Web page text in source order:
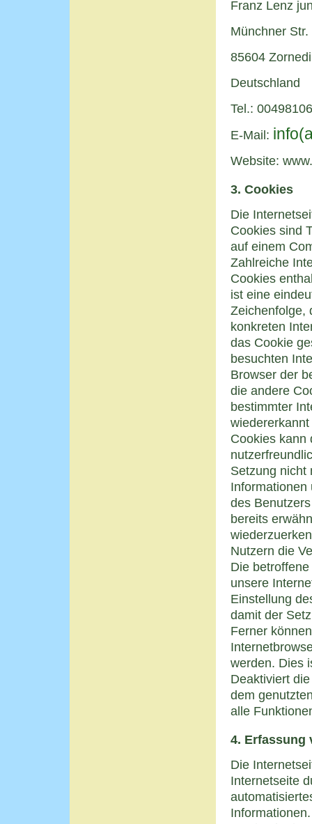
Franz Lenz
Münchner Str.
85604
Deutschland
Tel.:
E-Mail:
Website:
3. Cookies
Die
Cookies sind
auf einem
Zahlreiche
Cookies
ist eine
Zeichenfolge,
konkreten
das Cookie
besuchten
Browser der
die andere
bestimmter
Cookies kann
Setzung nicht
Informationen
des
bereits
Nutzern die
Die
unsere
Einstellung
damit der
Ferner
werden. Dies
Deaktiviert
dem
alle
4. Erfassung
Die
Internetseite